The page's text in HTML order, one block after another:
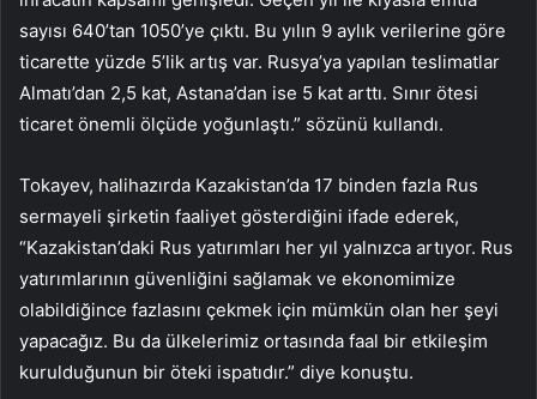
sayısı 640’tan 1050’ye çıktı. Bu yılın 9 aylık verilerine göre
ticarette yüzde 5’lik artış var. Rusya’ya yapılan teslimatlar
Almatı’dan 2,5 kat, Astana’dan ise 5 kat arttı. Sınır ötesi
ticaret önemli ölçüde yoğunlaştı.” sözünü kullandı.
Tokayev, halihazırda Kazakistan’da 17 binden fazla Rus
sermayeli şirketin faaliyet gösterdiğini ifade ederek,
“Kazakistan’daki Rus yatırımları her yıl yalnızca artıyor. Rus
yatırımlarının güvenliğini sağlamak ve ekonomimize
olabildiğince fazlasını çekmek için mümkün olan her şeyi
yapacağız. Bu da ülkelerimiz ortasında faal bir etkileşim
kurulduğunun bir öteki ispatıdır.” diye konuştu.